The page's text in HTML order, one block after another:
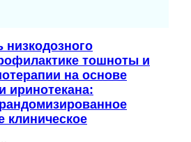
тошноты и
на основе
иринотекана:
клиническое